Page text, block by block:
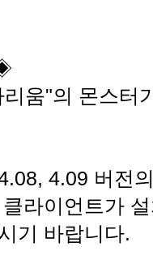
움"의 몬스터
4.09 버전
라이언트가
기 바랍니다.